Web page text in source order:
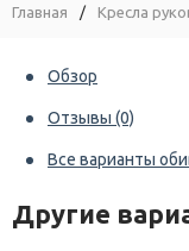
Главная / Кресла
Обзор
Отзывы (0)
Все варианты
Другие